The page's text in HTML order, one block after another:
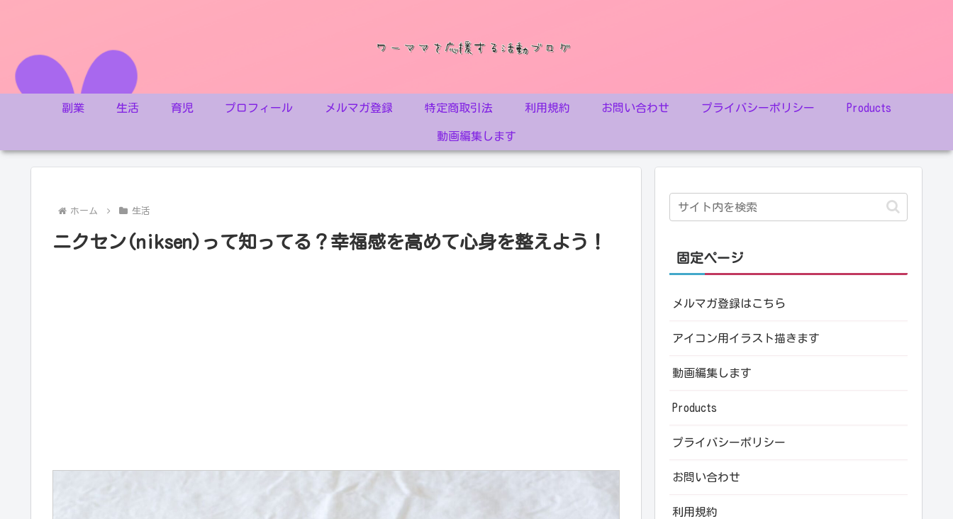
副業 生活 育児 プロフィール メルマガ登録 特定商取引法 利用規約 お問い合わせ プライバシーポリシー Products
動画編集します
ホーム 生活
ニクセン(niksen)って知ってる？幸福感を高めて心身を整えよう！
固定ページ
メルマガ登録はこちら
アイコン用イラスト描きます
動画編集します
Products
プライバシーポリシー
お問い合わせ
利用規約